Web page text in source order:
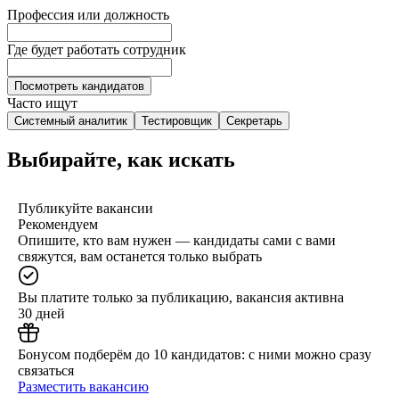
Профессия или должность
Где будет работать сотрудник
Посмотреть кандидатов
Часто ищут
Системный аналитик Тестировщик Секретарь
Выбирайте, как искать
Публикуйте вакансии
Рекомендуем
Опишите, кто вам нужен — кандидаты сами с вами
свяжутся, вам останется только выбрать
Вы платите только за публикацию, вакансия активна
30 дней
Бонусом подберём до 10 кандидатов: с ними можно сразу
связаться
Разместить вакансию